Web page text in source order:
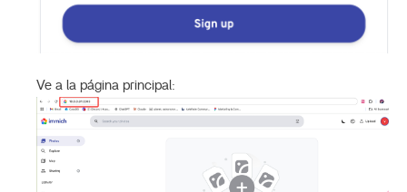
Ve a la página principal: